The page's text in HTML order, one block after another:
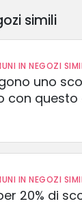
simili
IN NEGOZI
uno
con questo
IN NEGOZI
20% di